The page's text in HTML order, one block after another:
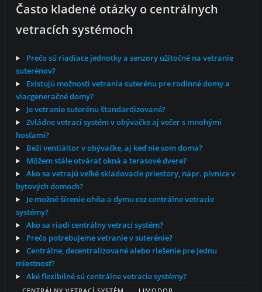
Často kladené otázky o centrálnych
vetracích systémoch
Prečo sú riadiace jednotky a senzory užitočné na vetranie
suterénov?
Existujú možnosti vetrania suterénu pre rodinné domy a
viacgeneračné domy?
Je vetranie suterénu štandardizované?
Zvládne vetrací systém v obývačke aj večer s mnohými
hosťami?
Beží ventiáltor v obývačke, aj keď nie som doma?
Môžem stále otvárať okná a terasové dvere?
Ako sa vetrajú veľké skladovacie priestory, napr. pivnice v
bytových domoch?
Je možné šírenie ohňa a dymu cez centrálne vetracie
systémy?
Ako sa riadi centrálny vetrací systém?
Prečo potrebujeme vetranie v suterénie?
Centrálne, decentralizované alebo riešenie pre jednu
miestnosť?
Aké flexibilné sú centrálne vetracie systémy?
CENTRÁLNY VETRACÍ SYSTÉM LIMODOR